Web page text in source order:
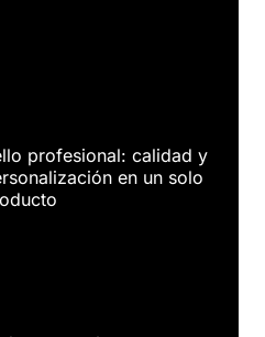
profesional: calidad y
en un solo